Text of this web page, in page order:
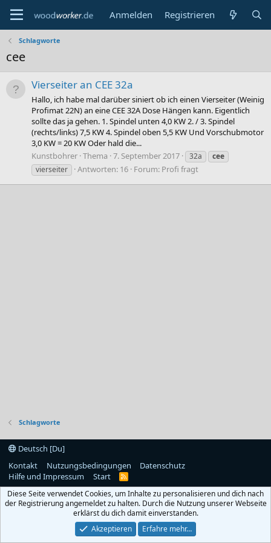
Anmelden Registrieren
Schlagworte
cee
Vierseiter an CEE 32a
Hallo, ich habe mal darüber siniert ob ich einen Vierseiter (Weinig
Profimat 22N) an eine CEE 32A Dose Hängen kann. Eigentlich
sollte das ja gehen. 1. Spindel unten 4,0 KW 2. / 3. Spindel
(rechts/links) 7,5 KW 4. Spindel oben 5,5 KW Und Vorschubmotor
3,0 KW = 20 KW Oder hald die...
Kunstbohrer Thema 7. September 2017 32a
cee
vierseiter
Antworten: 16 Forum: Profi fragt
Schlagworte
Deutsch [Du]
Kontakt
Nutzungsbedingungen
Datenschutz
Hilfe und Impressum
Start
R
S
Diese Seite verwendet Cookies, um Inhalte zu personalisieren und dich nach
der Registrierung angemeldet zu halten. Durch die Nutzung unserer Webseite
erklärst du dich damit einverstanden.
Akzeptieren
Erfahre mehr…